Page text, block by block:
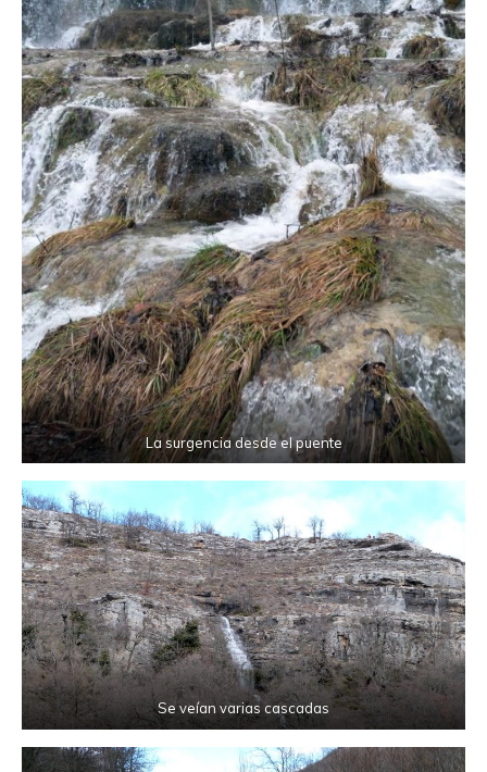
La surgencia desde el puente
Se veían varias cascadas